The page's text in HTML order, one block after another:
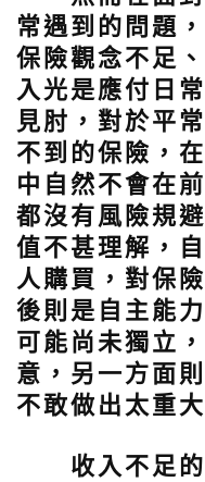
常遇到的問題
保險觀念不足
入光是應付日
見肘，對於平
不到的保險，
中自然不會在
都沒有風險規
值不甚理解，
人購買，對保
後則是自主能
可能尚未獨立
意，另一方面
不敢做出太重
收入不足的